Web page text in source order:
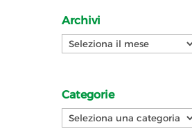
Archivi
Archivi
Categorie
Categorie